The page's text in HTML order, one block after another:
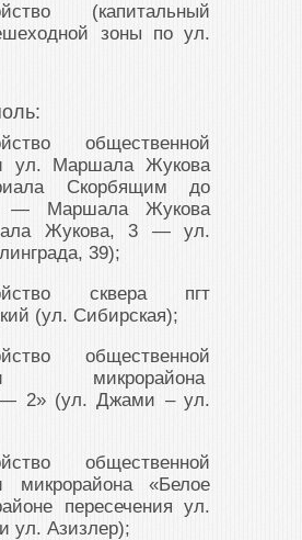
(капитальный
зоны по ул.
общественной
ул. Маршала Жукова
Скорбящим до
— Маршала Жукова
Жукова, 3 — ул.
39);
сквера пгт
(ул. Сибирская);
общественной
микрорайона
2» (ул. Джами – ул.
общественной
микрорайона «Белое
пересечения ул.
ул. Азизлер);